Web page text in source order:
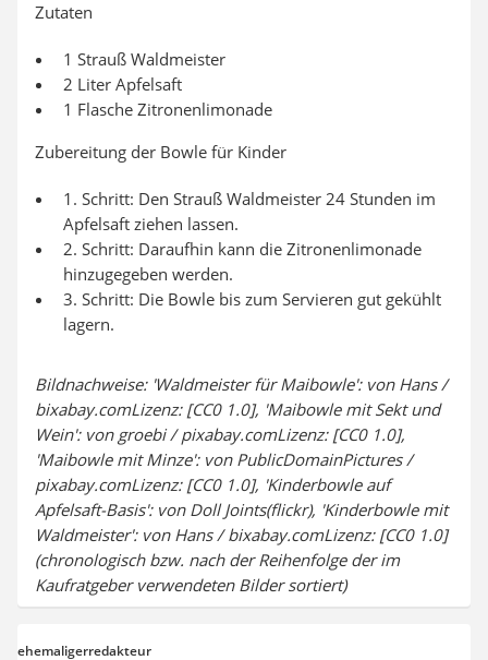
Zutaten
1 Strauß Waldmeister
2 Liter Apfelsaft
1 Flasche Zitronenlimonade
Zubereitung der Bowle für Kinder
1. Schritt: Den Strauß Waldmeister 24 Stunden im
Apfelsaft ziehen lassen.
2. Schritt: Daraufhin kann die Zitronenlimonade
hinzugegeben werden.
3. Schritt: Die Bowle bis zum Servieren gut gekühlt
lagern.
Bildnachweise: 'Waldmeister für Maibowle': von Hans /
bixabay.comLizenz: [CC0 1.0], 'Maibowle mit Sekt und
Wein': von groebi / pixabay.comLizenz: [CC0 1.0],
'Maibowle mit Minze': von PublicDomainPictures /
pixabay.comLizenz: [CC0 1.0], 'Kinderbowle auf
Apfelsaft-Basis': von Doll Joints(flickr), 'Kinderbowle mit
Waldmeister': von Hans / bixabay.comLizenz: [CC0 1.0]
(chronologisch bzw. nach der Reihenfolge der im
Kaufratgeber verwendeten Bilder sortiert)
ehemaligerredakteur